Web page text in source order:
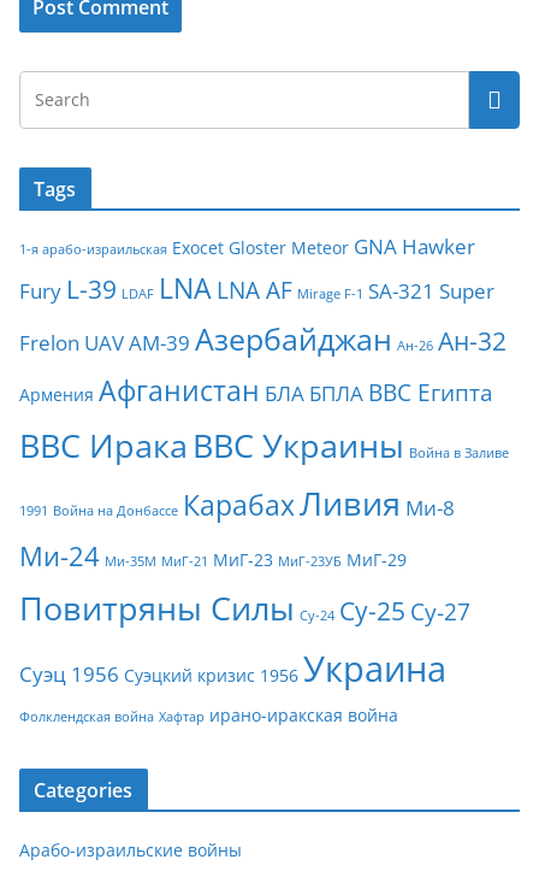
Tags
1-я арабо-израильская Exocet Gloster Meteor GNA Hawker
Fury L-39 LDAF LNA LNA AF Mirage F-1 SA-321 Super
Frelon UAVАМ-39 Азербайджан Ан-26 Ан-32
Армения Афганистан БЛА БПЛА ВВС Египта
ВВС Ирака ВВС Украины Война в Заливе
1991 Война на Донбассе КарабахЛивия Ми-8
Ми-24 Ми-35М МиГ-21 МиГ-23 МиГ-23УБ МиГ-29
Повитряны Силы Су-24 Су-25 Су-27
Суэц 1956 Суэцкий кризис 1956 Украина
Фолклендская война Хафтар ирано-иракская война
Categories
Арабо-израильские войны